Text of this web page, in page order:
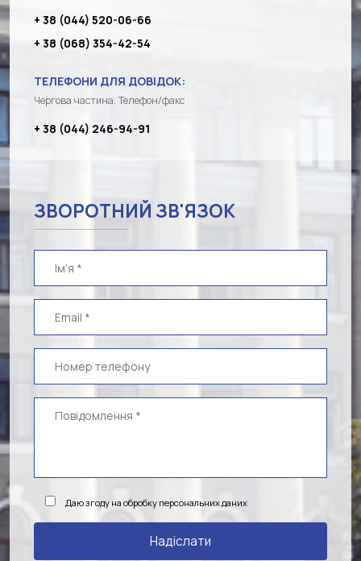
+ 38 (044) 520-06-66
+ 38 (068) 354-42-54
ТЕЛЕФОНИ ДЛЯ ДОВІДОК:
Чергова частина. Телефон/факс
+ 38 (044) 246-94-91
ЗВОРОТНИЙ ЗВ'ЯЗОК
Даю згоду на обробку персональних даних